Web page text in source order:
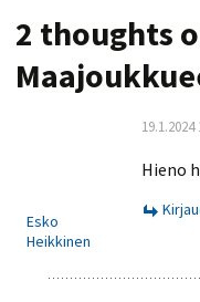
2 thoughts
Esko
Heikkinen
19.1.2024
Hieno